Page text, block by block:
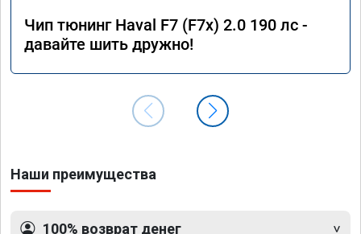
Чип тюнинг Haval F7 (F7x) 2.0 190 лс -
давайте шить дружно!
Наши преимущества
100% возврат денег